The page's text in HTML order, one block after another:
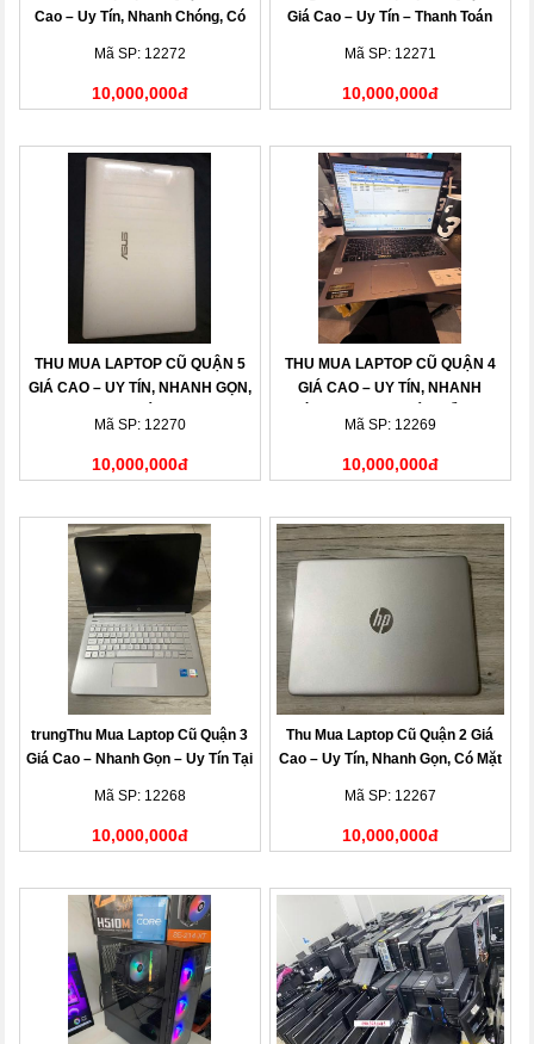
Cao – Uy Tín, Nhanh Chóng, Có
Mã SP: 12272
10,000,000đ
Giá Cao – Uy Tín – Thanh Toán
Mã SP: 12271
10,000,000đ
THU MUA LAPTOP CŨ QUẬN 5
GIÁ CAO – UY TÍN, NHANH GỌN,
Mã SP: 12270
10,000,000đ
THU MUA LAPTOP CŨ QUẬN 4
GIÁ CAO – UY TÍN, NHANH
Mã SP: 12269
10,000,000đ
trungThu Mua Laptop Cũ Quận 3
Giá Cao – Nhanh Gọn – Uy Tín Tại
Mã SP: 12268
10,000,000đ
Thu Mua Laptop Cũ Quận 2 Giá
Cao – Uy Tín, Nhanh Gọn, Có Mặt
Mã SP: 12267
10,000,000đ